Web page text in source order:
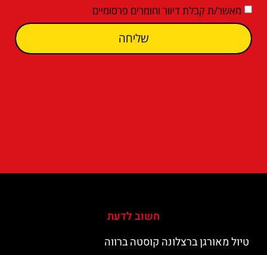
מאשר/ת קבלת דיוור וחומרים פרסומיים
שליחה
חשוב לדעת
טיול מאורגן ברצלונה קוסטה ברווה